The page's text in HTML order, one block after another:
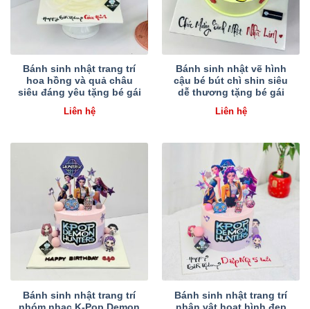
Bánh sinh nhật trang trí
hoa hồng và quả châu
siêu đáng yêu tặng bé gái
Liên hệ
Bánh sinh nhật vẽ hình
cậu bé bút chì shin siêu
dễ thương tặng bé gái
Liên hệ
Bánh sinh nhật trang trí
Bánh sinh nhật trang trí